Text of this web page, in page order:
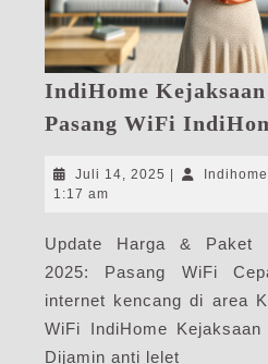
IndiHome
Pasang WiFi
Juli 14, 2025 Juli
Indihome
1:17 am
Update Harga & Paket
2025: Pasang WiFi
internet kencang di area
WiFi IndiHome
Dijamin anti lelet